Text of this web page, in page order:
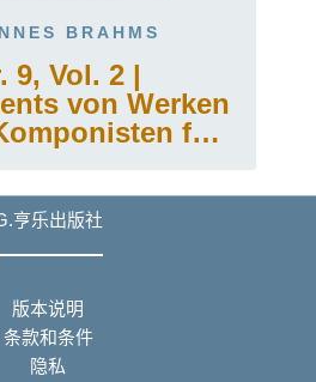
BRAHMS
9, Vol. 2 |
von Werken
für
linke Hand
allein
亨乐出版社
版本说明
条款和条件
隐私